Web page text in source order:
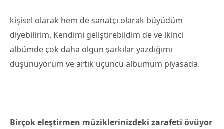
kişisel olarak hem de sanatçı olarak büyüdüm
diyebilirim. Kendimi geliştirebildim de ve ikinci
albümde çok daha olgun şarkılar yazdığımı
düşünüyorum ve artık üçüncü albümüm piyasada.
Birçok eleştirmen müziklerinizdeki zarafeti övüyor